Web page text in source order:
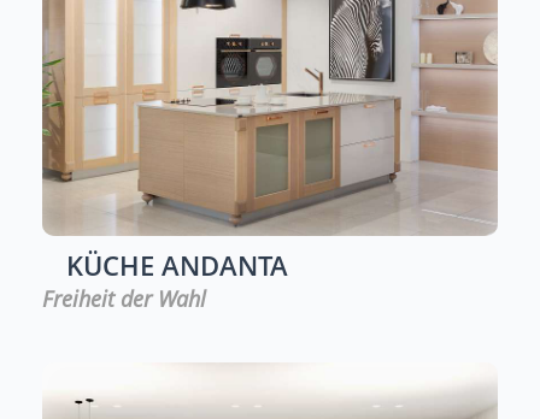
KÜCHE ANDANTA
Freiheit der Wahl